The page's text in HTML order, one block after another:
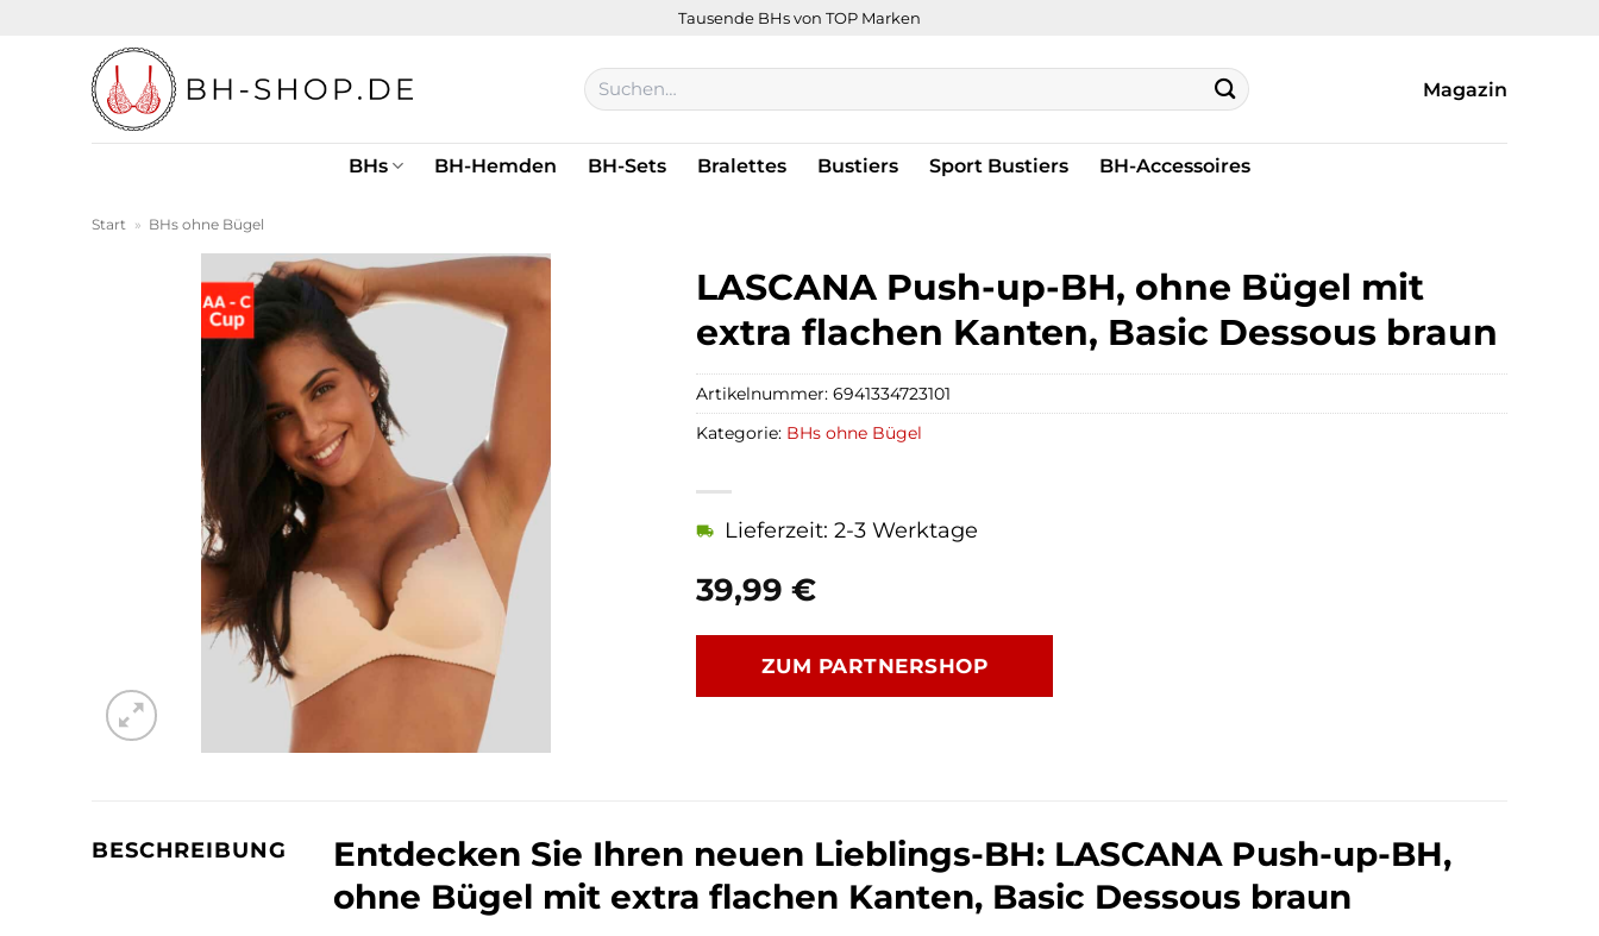
springen
Tausende BHs von TOP Marken
Suchen
nach:
Magazin
BHs BH-Hemden BH-Sets Bralettes Bustiers Sport Bustiers BH-Accessoires
Start » BHs ohne Bügel
LASCANA Push-up-BH, ohne Bügel mit
extra flachen Kanten, Basic Dessous braun
39,99€
Lieferzeit: 2-3 Werktage
ZUM PARTNERSHOP
Artikelnummer:6941334723101
Kategorie: BHs ohne Bügel
BESCHREIBUNG
Entdecken Sie Ihren neuen Lieblings-BH: LASCANA Push-up-BH,
ohne Bügel mit extra flachen Kanten, Basic Dessous braun